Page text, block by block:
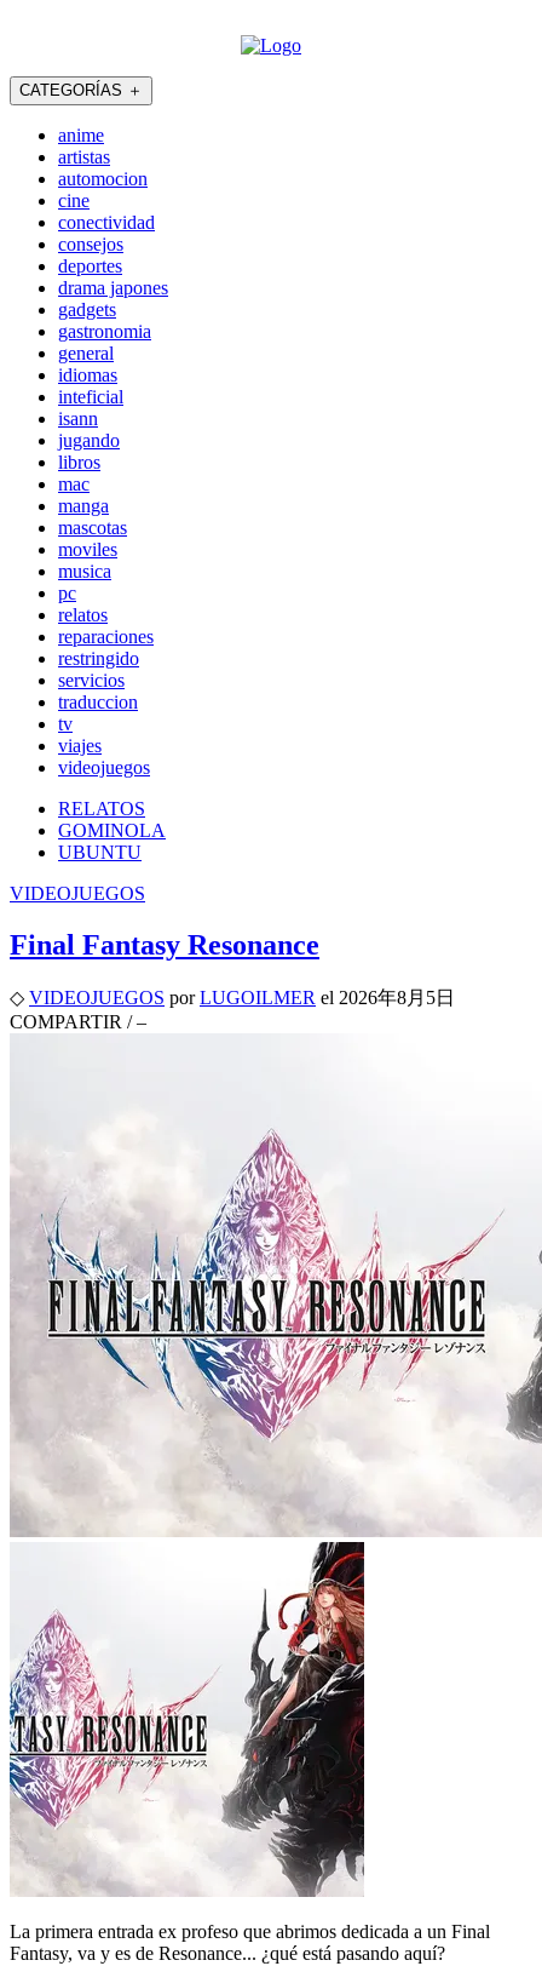
CATEGORÍAS ＋
anime
artistas
automocion
cine
conectividad
consejos
deportes
drama japones
gadgets
gastronomia
general
idiomas
inteficial
isann
jugando
libros
mac
manga
mascotas
moviles
musica
pc
relatos
reparaciones
restringido
servicios
traduccion
tv
viajes
videojuegos
RELATOS
GOMINOLA
UBUNTU
VIDEOJUEGOS
Final Fantasy Resonance
◇ VIDEOJUEGOS por LUGOILMER el 2026年8月5日
COMPARTIR / –
La primera entrada ex profeso que abrimos dedicada a un Final
Fantasy, va y es de Resonance... ¿qué está pasando aquí?